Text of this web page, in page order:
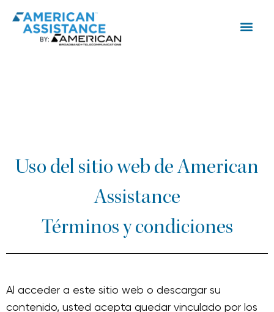
Uso del sitio web de American
Assistance
Términos y condiciones
Al acceder a este sitio web o descargar su
contenido, usted acepta quedar vinculado por los